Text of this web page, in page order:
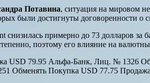
Потавина, ситуация на мировом
были достигнуты договоренности о
примерно до 73 долларов за
поэтому его влияние на
USD 79.95 Альфа-Банк, Лиц. № 1326
Обменять Покупка USD 77.75